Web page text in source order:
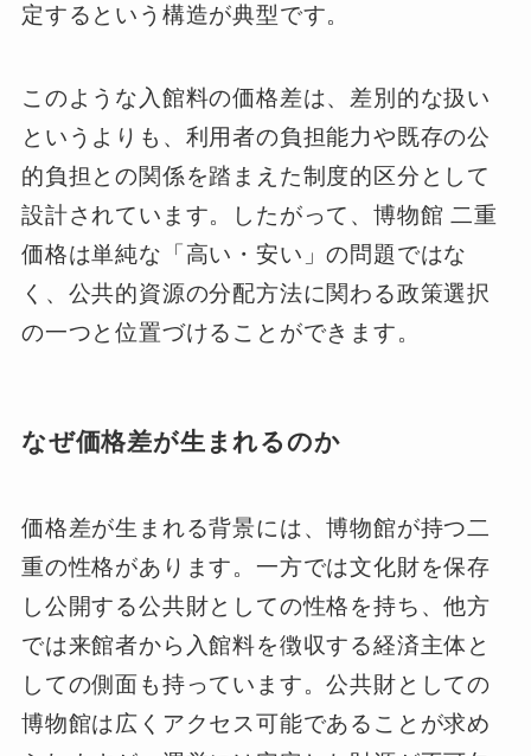
定するという構造が典型です。
このような入館料の価格差は、差別的な扱い
というよりも、利用者の負担能力や既存の公
的負担との関係を踏まえた制度的区分として
設計されています。したがって、博物館 二重
価格は単純な「高い・安い」の問題ではな
く、公共的資源の分配方法に関わる政策選択
の一つと位置づけることができます。
なぜ価格差が生まれるのか
価格差が生まれる背景には、博物館が持つ二
重の性格があります。一方では文化財を保存
し公開する公共財としての性格を持ち、他方
では来館者から入館料を徴収する経済主体と
しての側面も持っています。公共財としての
博物館は広くアクセス可能であることが求め